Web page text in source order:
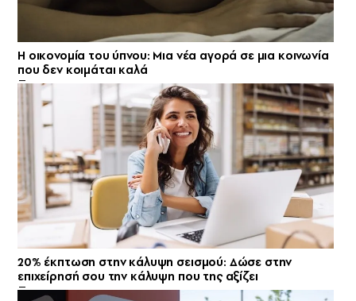
Η οικονομία του ύπνου: Μια νέα αγορά σε μια κοινωνία
που δεν κοιμάται καλά
20% έκπτωση στην κάλυψη σεισμού: Δώσε στην
επιχείρησή σου την κάλυψη που της αξίζει